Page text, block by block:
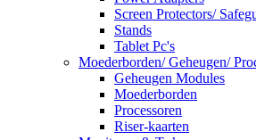
Screen Protectors/
Stands
Tablet Pc's
Moederborden/ Geheugen/
Geheugen Modules
Moederborden
Processoren
Riser-kaarten